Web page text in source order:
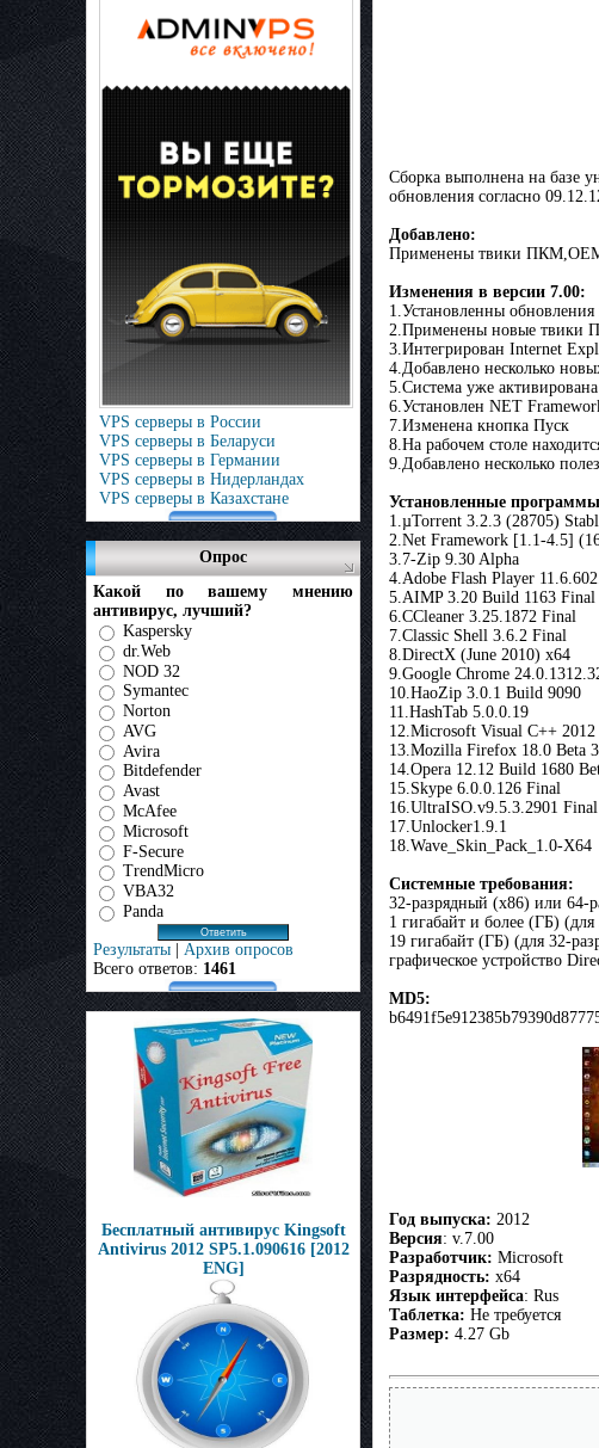
VPS серверы в России
VPS серверы в Беларуси
VPS серверы в Германии
VPS серверы в Нидерландах
VPS серверы в Казахстане
Опрос
Какой по вашему мнению
антивирус, лучший?
Kaspersky
dr.Web
NOD 32
Symantec
Norton
AVG
Avira
Bitdefender
Avast
McAfee
Microsoft
F-Secure
TrendMicro
VBA32
Panda
Результаты | Архив опросов
Всего ответов: 1461
Бесплатный антивирус Kingsoft
Antivirus 2012 SP5.1.090616 [2012
ENG]
Сборка выполнена на базе
обновления согласно
Добавлено:
Применены твики
Изменения в версии 7.00:
1.Установленны
2.Применены новые
3.Интегрирован Internet
4.Добавлено несколько
5.Система уже активирована
6.Установлен NET
7.Изменена кнопка Пуск
8.На рабочем столе
9.Добавлено несколько
Установленные
1.µTorrent 3.2.3 (28705)
2.Net Framework [1.1-4.5]
3.7-Zip 9.30 Alpha
4.Adobe Flash Player
5.AIMP 3.20 Build 1163 Final
6.CCleaner 3.25.1872 Final
7.Classic Shell 3.6.2 Final
8.DirectX (June 2010) x64
9.Google Chrome
10.HaoZip 3.0.1 Build 9090
11.HashTab 5.0.0.19
12.Microsoft Visual C++ 2012
13.Mozilla Firefox 18.0 Beta 3
14.Opera 12.12 Build 1680
15.Skype 6.0.0.126 Final
16.UltraISO.v9.5.3.2901 Final
17.Unlocker1.9.1
18.Wave_Skin_Pack_1.0-X64
Системные требования:
32-разрядный (x86) или 64-
1 гигабайт и более (ГБ)
19 гигабайт (ГБ) (для 32-
графическое устройство
MD5:
Год выпуска: 2012
Версия: v.7.00
Разработчик: Microsoft
Разрядность: x64
Язык интерфейса: Rus
Таблетка: Не требуется
Размер: 4.27 Gb